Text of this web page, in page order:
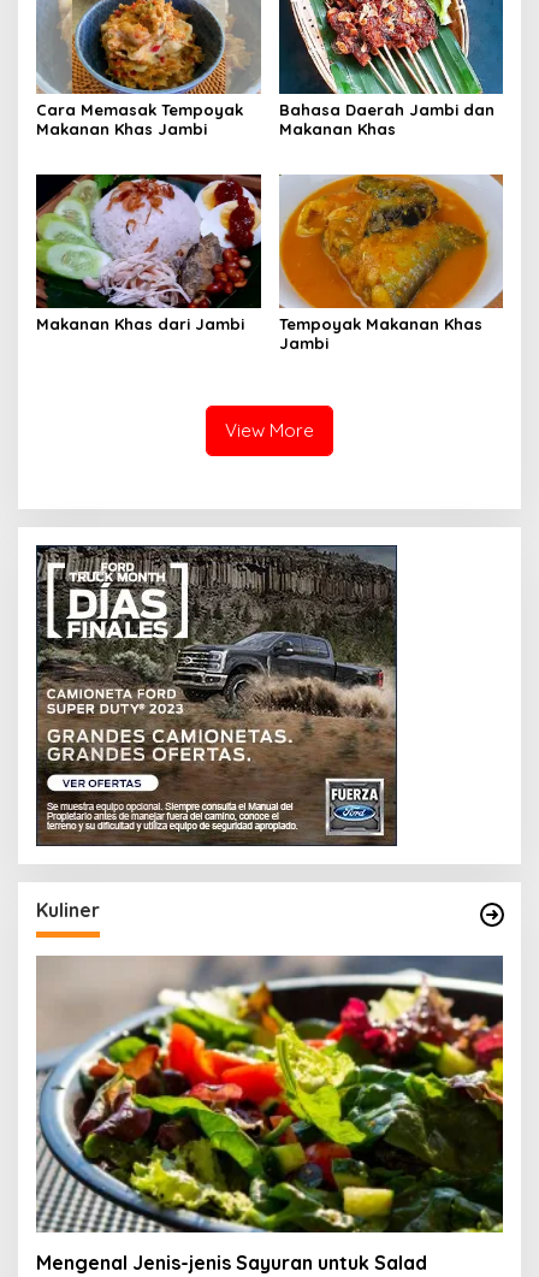
Cara Memasak Tempoyak
Makanan Khas Jambi
Bahasa Daerah Jambi dan
Makanan Khas
Makanan Khas dari Jambi
Tempoyak Makanan Khas
Jambi
View More
Kuliner
Mengenal Jenis-jenis Sayuran untuk Salad